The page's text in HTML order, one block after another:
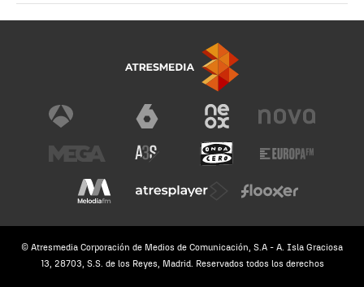
© Atresmedia Corporación de Medios de Comunicación, S.A - A. Isla Graciosa
13, 28703, S.S. de los Reyes, Madrid. Reservados todos los derechos